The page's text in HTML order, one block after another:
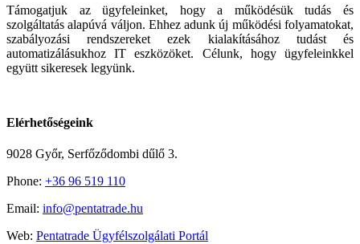
Támogatjuk az ügyfeleinket, hogy a működésük tudás és
szolgáltatás alapúvá váljon. Ehhez adunk új működési folyamatokat,
szabályozási rendszereket ezek kialakításához tudást és
automatizálásukhoz IT eszközöket. Célunk, hogy ügyfeleinkkel
együtt sikeresek legyünk.
Elérhetőségeink
9028 Győr, Serfőződombi dűlő 3.
Phone: +36 96 519 110
Email: info@pentatrade.hu
Web: Pentatrade Ügyfélszolgálati Portál